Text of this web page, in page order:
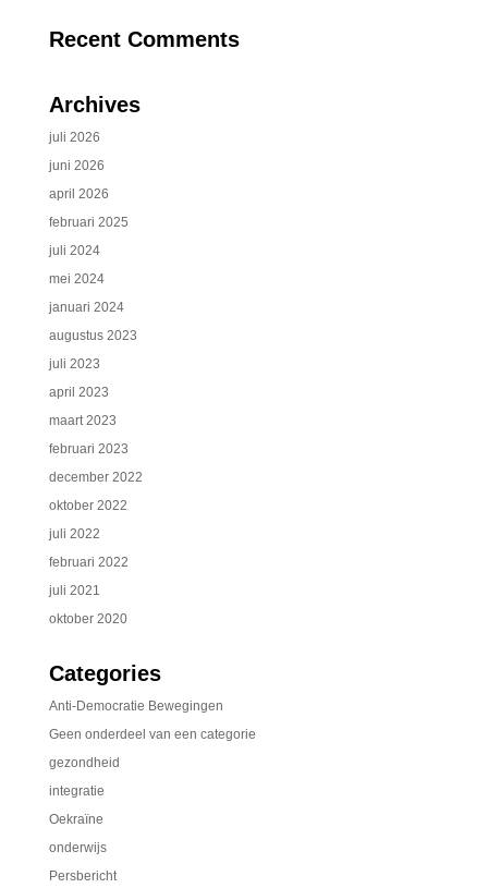
Recent Comments
Archives
juli 2026
juni 2026
april 2026
februari 2025
juli 2024
mei 2024
januari 2024
augustus 2023
juli 2023
april 2023
maart 2023
februari 2023
december 2022
oktober 2022
juli 2022
februari 2022
juli 2021
oktober 2020
Categories
Anti-Democratie Bewegingen
Geen onderdeel van een categorie
gezondheid
integratie
Oekraïne
onderwijs
Persbericht